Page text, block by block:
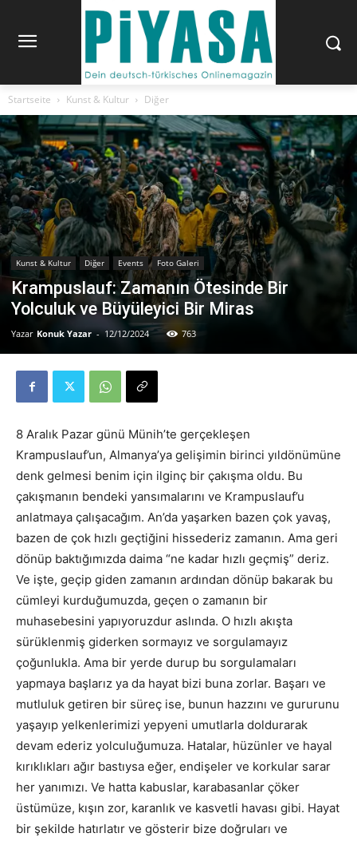
Startseite Kunst & Kultur Diğer
Kunst & Kultur Diğer Events Foto Galeri
Krampuslauf: Zamanın Ötesinde Bir
Yolculuk ve Büyüleyici Bir Miras
Yazar Konuk Yazar - 12/12/2024 763
8 Aralık Pazar günü Münih’te gerçekleşen
Krampuslauf’un, Almanya’ya gelişimin birinci yıldönümüne
denk gelmesi benim için ilginç bir çakışma oldu. Bu
çakışmanın bendeki yansımalarını ve Krampuslauf’u
anlatmaya çalışacağım. An’da yaşarken bazen çok yavaş,
bazen de çok hızlı geçtiğini hissederiz zamanın. Ama geri
dönüp baktığımızda daima “ne kadar hızlı geçmiş” deriz.
Ve işte, geçip giden zamanın ardından dönüp bakarak bu
cümleyi kurduğumuzda, geçen o zamanın bir
muhasebesini yapıyoruzdur aslında. O hızlı akışta
sürüklenmiş giderken sormayız ve sorgulamayız
çoğunlukla. Ama bir yerde durup bu sorgulamaları
yapmaya başlarız ya da hayat bizi buna zorlar. Başarı ve
mutluluk getiren bir süreç ise, bunun hazzını ve gururunu
yaşayıp yelkenlerimizi yepyeni umutlarla doldurarak
devam ederiz yolculuğumuza. Hatalar, hüzünler ve hayal
kırıklıkları ağır bastıysa eğer, endişeler ve korkular sarar
her yanımızı. Ve hatta kabuslar, karabasanlar çöker
üstümüze, kışın zor, karanlık ve kasvetli havası gibi. Hayat
bir şekilde hatırlatır ve gösterir bize doğruları ve